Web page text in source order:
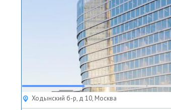
Ходынский б-р, д 10, Москва